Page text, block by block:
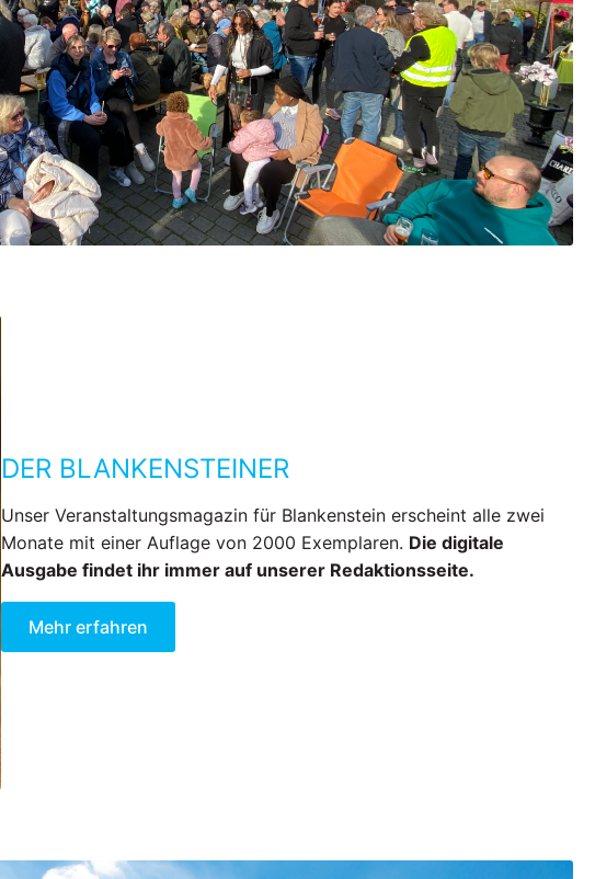
DER BLANKENSTEINER
Unser Veranstaltungsmagazin für Blankenstein erscheint alle zwei
Monate mit einer Auflage von 2000 Exemplaren. Die digitale
Ausgabe findet ihr immer auf unserer Redaktionsseite.
Mehr erfahren